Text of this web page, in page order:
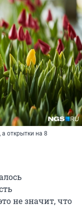
а открытки на 8
не значит, что